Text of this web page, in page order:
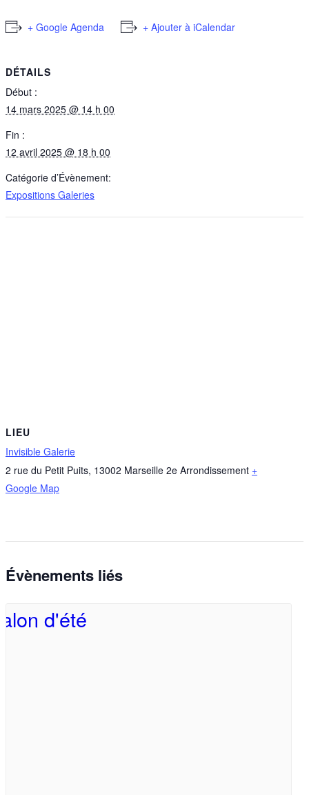
+ Google Agenda + Ajouter à iCalendar
DÉTAILS
Début :
14 mars 2025 @ 14 h 00
Fin :
12 avril 2025 @ 18 h 00
Catégorie d’Évènement:
Expositions Galeries
LIEU
Invisible Galerie
2 rue du Petit Puits, 13002 Marseille 2e Arrondissement +
Google Map
Évènements liés